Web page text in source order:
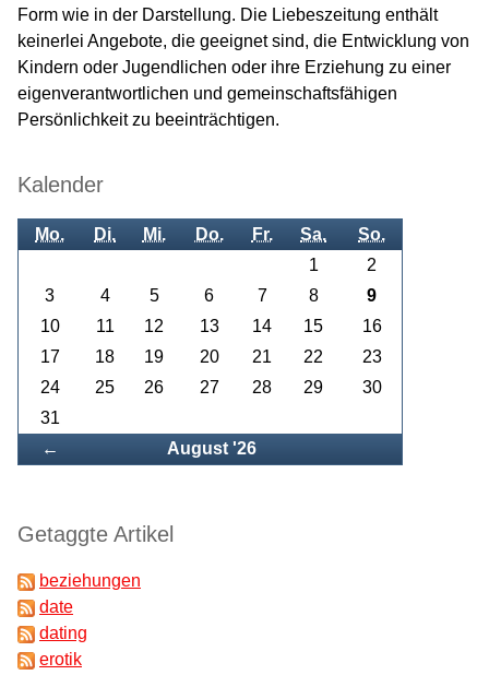
Form wie in der Darstellung. Die Liebeszeitung enthält
keinerlei Angebote, die geeignet sind, die Entwicklung von
Kindern oder Jugendlichen oder ihre Erziehung zu einer
eigenverantwortlichen und gemeinschaftsfähigen
Persönlichkeit zu beeinträchtigen.
Kalender
Mo. Di. Mi. Do. Fr. Sa. So.
← August '26
1
2
3
4 5 6 7 8
9
10
11 12 13 14 15
16
17
18 19 20 21 22
23
24
25 26 27 28 29
30
31
Getaggte Artikel
beziehungen
date
dating
erotik